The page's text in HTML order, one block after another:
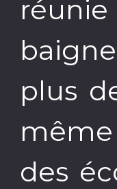
réunie
plus
des